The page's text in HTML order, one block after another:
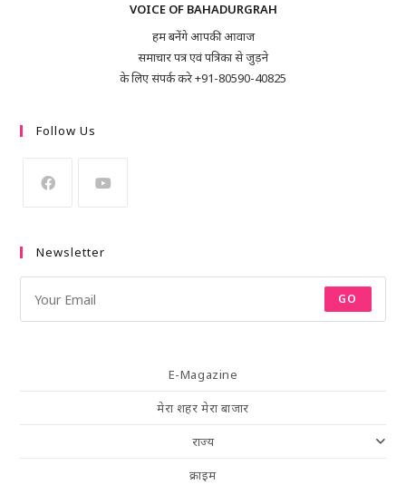
VOICE OF BAHADURGRAH
हम बनेंगे आपकी आवाज
समाचार पत्र एवं पत्रिका से जुड़ने
के लिए संपर्क करे +91-80590-40825
Follow Us
Newsletter
GO
E-Magazine
मेरा शहर मेरा बाजार
राज्य
क्राइम